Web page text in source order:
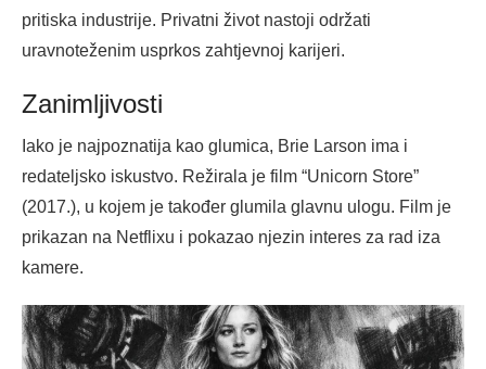
pritiska industrije. Privatni život nastoji održati
uravnoteženim usprkos zahtjevnoj karijeri.
Zanimljivosti
Iako je najpoznatija kao glumica, Brie Larson ima i
redateljsko iskustvo. Režirala je film “Unicorn Store”
(2017.), u kojem je također glumila glavnu ulogu. Film je
prikazan na Netflixu i pokazao njezin interes za rad iza
kamere.